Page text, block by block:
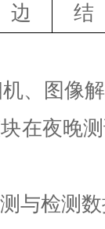
边
结
、图像
在夜晚
与检测